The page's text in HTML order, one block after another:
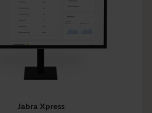
Jabra Xpress